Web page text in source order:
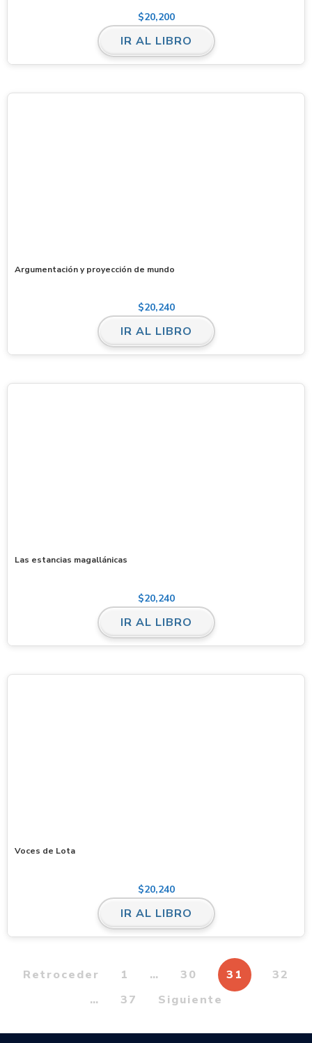
$20,200
IR AL LIBRO
Argumentación y proyección de mundo
$20,240
IR AL LIBRO
Las estancias magallánicas
$20,240
IR AL LIBRO
Voces de Lota
$20,240
IR AL LIBRO
Retroceder 1 … 30 31
32
…
37 Siguiente